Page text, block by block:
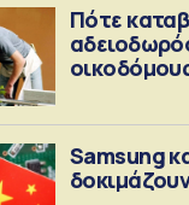
Πότε
Samsung